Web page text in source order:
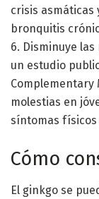
crisis asmáticas
bronquitis
6. Disminuye
un estudio
Complementary
molestias en
síntomas físicos
Cómo
El ginkgo se